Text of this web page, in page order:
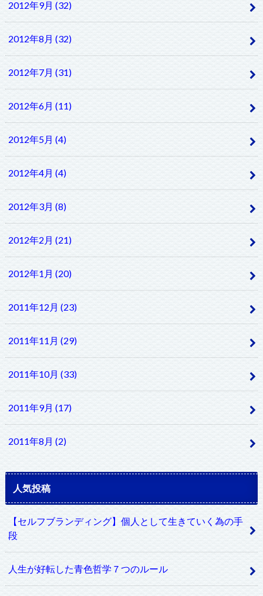
2012年9月 (32)
2012年8月 (32)
2012年7月 (31)
2012年6月 (11)
2012年5月 (4)
2012年4月 (4)
2012年3月 (8)
2012年2月 (21)
2012年1月 (20)
2011年12月 (23)
2011年11月 (29)
2011年10月 (33)
2011年9月 (17)
2011年8月 (2)
人気投稿
【セルフブランディング】個人として生きていく為の手
段
人生が好転した青色哲学７つのルール